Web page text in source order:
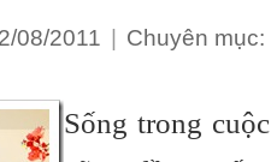
08/2011
Chuyên mục:
Sống trong